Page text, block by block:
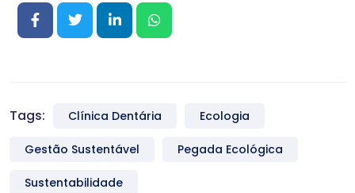
Tags: Clínica Dentária Ecologia
Gestão Sustentável Pegada Ecológica
Sustentabilidade